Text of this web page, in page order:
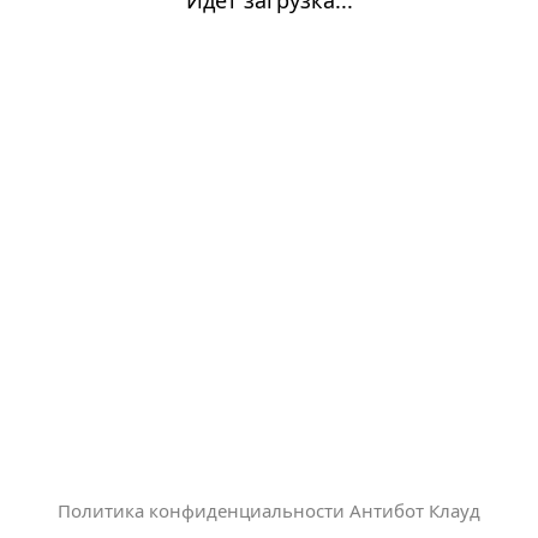
Политика конфиденциальности Антибот Клауд